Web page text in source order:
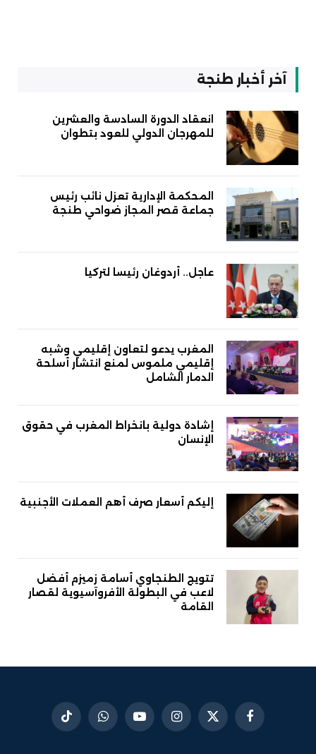
آخر أخبار طنجة
انعقاد الدورة السادسة والعشرين
للمهرجان الدولي للعود بتطوان
المحكمة الإدارية تعزل نائب رئيس
جماعة قصر المجاز ضواحي طنجة
عاجل.. أردوغان رئيسا لتركيا
المغرب يدعو لتعاون إقليمي وشبه
إقليمي ملموس لمنع انتشار أسلحة
الدمار الشامل
إشادة دولية بانخراط المغرب في حقوق
الإنسان
إليكم أسعار صرف أهم العملات الأجنبية
تتويج الطنجاوي أسامة زميزم أفضل
لاعب في البطولة الأفروآسيوية لقصار
القامة
فيسبوكX
(Twitter)
الانستغراميوتيوب واتساب تيكتوك